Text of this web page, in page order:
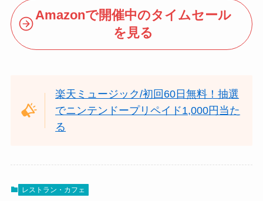
Amazonで開催中のタイムセール
を見る
楽天ミュージック/初回60日無料！抽選
でニンテンドープリペイド1,000円当た
る
レストラン・カフェ